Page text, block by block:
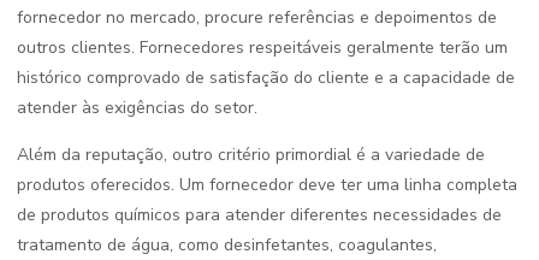
fornecedor no mercado, procure referências e depoimentos de
outros clientes. Fornecedores respeitáveis geralmente terão um
histórico comprovado de satisfação do cliente e a capacidade de
atender às exigências do setor.
Além da reputação, outro critério primordial é a variedade de
produtos oferecidos. Um fornecedor deve ter uma linha completa
de produtos químicos para atender diferentes necessidades de
tratamento de água, como desinfetantes, coagulantes,